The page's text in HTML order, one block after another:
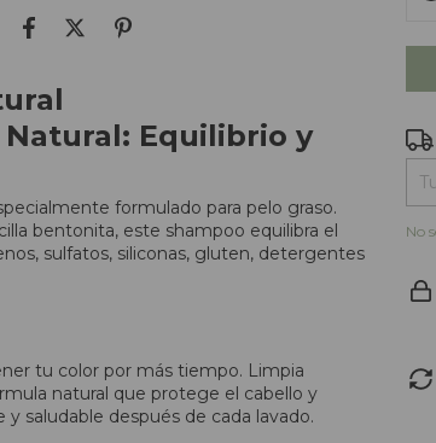
Natural: Equilibrio y
formulado para pelo graso.
bentonita, este shampoo equilibra el
sulfatos, siliconas, gluten, detergentes
tu color por más tiempo. Limpia
natural que protege el cabello y
saludable después de cada lavado.
No